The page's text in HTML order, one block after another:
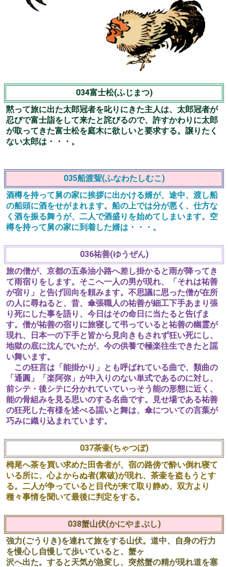
034富士松(ふじまつ)
黙って旅に出た太郎冠者を叱りにきた主人は、太郎冠者が
忍びで富士詣をして来たと詫びるので、許すかわりに太郎
が取ってきた富士松を庭木に欲しいと要求する。譲りたく
ない太郎は・・・。
035船渡聟(ふなわたしむこ)
酒樽を持って舅の家に挨拶に出かける婿が、途中、渡し船
の船頭に酒をせがまれます。船の上では分が悪く、仕方な
く酒を振る舞うが、二人で酒盛りを始めてしまいます。空
樽を持って舅の家に到着した婿は・・・。
036祐善(ゆうぜん)
旅の僧が、京都の五条油小路へ差し掛かると雨が降ってき
て雨宿りをします。そこへ一人の男が現れ、「それは祐善
が宿り」と告げ回向を頼みます。不思議に思った僧が在所
の人に尋ねると、昔、傘張職人の祐善が細工下手あまり張
り死にした事を語り、今日はその命日に当たると告げま
す。僧が祐善の宿りに旅寝して弔っていると祐善の幽霊が
現れ、日本一の下手と皆から見向きもされず狂い死にし、
地獄の底に沈んでいたが、今の供養で極楽往生できたと謡
い舞います。
この狂言は「能掛かり」とも呼ばれている曲で、類曲の
「通圓」「楽阿弥」が中入りのない単式であるのに対し、
前シテ・後シテに分かれていていっそう能の形態に近く、
能の骨組みを見る思いのする名曲です。見せ場である祐善
の狂死した有様を述べる謡いと舞は、傘についての言葉が
巧みに織り込まれています。
037茶壷(ちゃつぼ)
栂尾へ茶を買い求めた田舎者が、宿の路傍で酔い倒れ寝て
いる所に、心よからぬ者(素破)が現れ、茶壷を盗もうとす
る。二人が争っていると目代が来て取り静め、双方より
種々事情を聞いて最後に判定をする。
038蟹山伏(かにやまぶし)
強力(ごうりき)を連れて旅をする山伏。道中、自身の行力
を慢心し自慢して歩いていると、蟹ヶ
沢へ出た。すると天気が急変し、突然蟹の精が現れ道を塞